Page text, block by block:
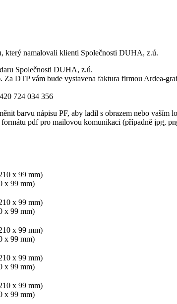
který namalovali klienti Společnosti DUHA, z.ú.
Společnosti DUHA, z.ú.
DTP vám bude vystavena faktura firmou Ardea-
724 034 356
barvu nápisu PF, aby ladil s obrazem nebo
pdf pro mailovou komunikaci (případně jpg,
x 99 mm)
x 99 mm)
x 99 mm)
x 99 mm)
x 99 mm)